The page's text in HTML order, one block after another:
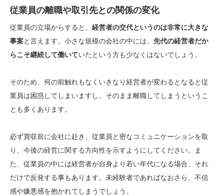
従業員の離職や取引先との関係の変化
従業員の立場からすると、 経営者の交代というのは非常に大きな
事案と言えます。小さな規模の会社の中には、 先代の経営者だか
らこそ継続して働いていたという方も少なくはないでしょう。
そのため、何の前触れもなくいきなり経営者が変わるとなると従
業員は困惑してしまいますし、そのまま離職してしまう というこ
とも多くあります。
必ず買収前に会社に赴き、従業員と密なコミュニケーションを取
り、今後の経営に関する方向性を示すようにしてください。ま
た、従業員の中には経営者が自身より若い年代になる場合、それ
だけで反発する事もあります。 未経験者であればなおさら、不信
感や嫌悪感を抱かれてしまう でしょう。